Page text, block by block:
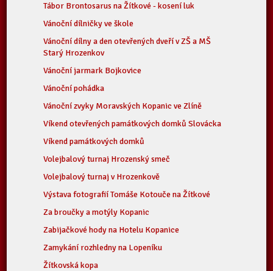
Tábor Brontosarus na Žítkové - kosení luk
Vánoční dílničky ve škole
Vánoční dílny a den otevřených dveří v ZŠ a MŠ
Starý Hrozenkov
Vánoční jarmark Bojkovice
Vánoční pohádka
Vánoční zvyky Moravských Kopanic ve Zlíně
Víkend otevřených památkových domků Slovácka
Víkend památkových domků
Volejbalový turnaj Hrozenský smeč
Volejbalový turnaj v Hrozenkově
Výstava fotografií Tomáše Kotouče na Žítkové
Za broučky a motýly Kopanic
Zabijačkové hody na Hotelu Kopanice
Zamykání rozhledny na Lopeníku
Žítkovská kopa